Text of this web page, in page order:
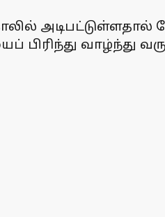
அடிபட்டுள்ளதால்
வாழ்ந்து